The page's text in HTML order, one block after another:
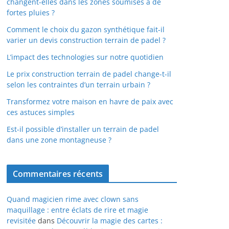
fortes pluies ?
Comment le choix du gazon synthétique fait-il
varier un devis construction terrain de padel ?
L’impact des technologies sur notre quotidien
Le prix construction terrain de padel change-t-il
selon les contraintes d’un terrain urbain ?
Transformez votre maison en havre de paix avec
ces astuces simples
Est-il possible d’installer un terrain de padel
dans une zone montagneuse ?
Commentaires récents
Quand magicien rime avec clown sans
maquillage : entre éclats de rire et magie
revisitée dans Découvrir la magie des cartes :